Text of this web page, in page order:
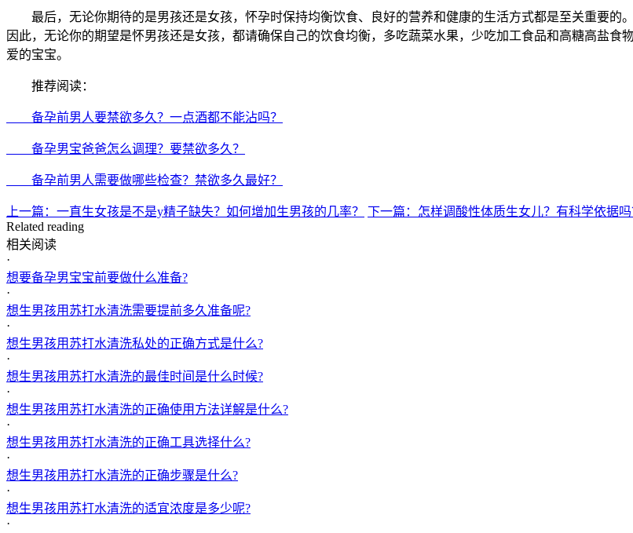
最后，无论你期待的是男孩还是女孩，怀孕时保持均衡饮食、良好的营养和健康的生活方式都是至关重要的
因此，无论你的期望是怀男孩还是女孩，都请确保自己的饮食均衡，多吃蔬菜水果，少吃加工食品和高糖高盐
爱的宝宝。
推荐阅读：
备孕前男人要禁欲多久？一点酒都不能沾吗？
备孕男宝爸爸怎么调理？要禁欲多久？
备孕前男人需要做哪些检查？禁欲多久最好？
上一篇：一直生女孩是不是y精子缺失？如何增加生男孩的几率？
下一篇：怎样调酸性体质生女儿？有科学依据吗
Related reading
相关阅读
·
想要备孕男宝宝前要做什么准备?
·
想生男孩用苏打水清洗需要提前多久准备呢?
·
想生男孩用苏打水清洗私处的正确方式是什么?
·
想生男孩用苏打水清洗的最佳时间是什么时候?
·
想生男孩用苏打水清洗的正确使用方法详解是什么?
·
想生男孩用苏打水清洗的正确工具选择什么?
·
想生男孩用苏打水清洗的正确步骤是什么?
·
想生男孩用苏打水清洗的适宜浓度是多少呢?
·